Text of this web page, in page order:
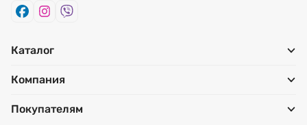
производителей как: «роlіfаrb», «MGF Mаttlаtех», «еskаrо»,
можно купить как оптом, так и в розницу.
Особенности красок на силиконовой
Каталог
Компания
Покупателям